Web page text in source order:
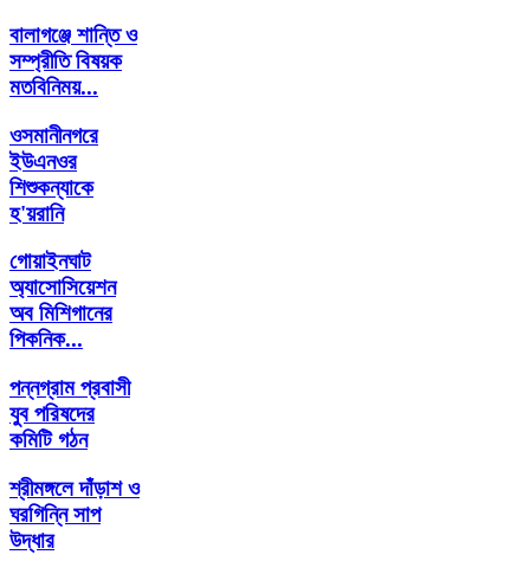
বালাগঞ্জে শান্তি ও
সম্প্রীতি বিষয়ক
মতবিনিময়...
ওসমানীনগরে
ইউএনওর
শিশুকন্যাকে
হ'য়রানি
গোয়াইনঘাট
অ্যাসোসিয়েশন
অব মিশিগানের
পিকনিক...
পন্নগ্রাম প্রবাসী
যুব পরিষদের
কমিটি গঠন
শ্রীমঙ্গলে দাঁড়াশ ও
ঘরগিন্নি সাপ
উদ্ধার